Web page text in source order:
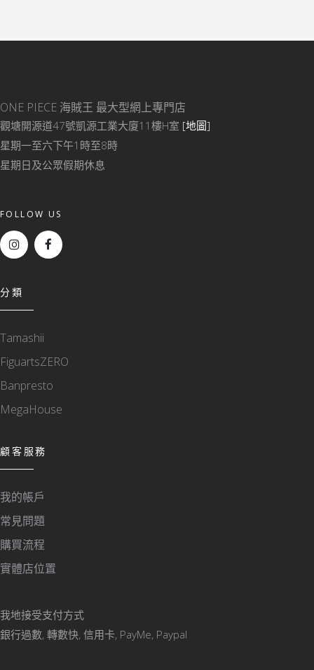
ONE PIECE 海賊王 最大型網上專門店
觀塘開源道47號凱源工業大廈11樓H室 [地圖]
星期一至六下午1時至8時
星期日及公眾假期休息
FOLLOW US
分類
Tamashii
FiguartsZERO
Banpresto
MegaHouse
顧客服務
我的帳戶
常見問題
購買流程
實體店位置
我地接受支付方式
銀行過數, 轉數快, 信用卡, PayMe, Paypal